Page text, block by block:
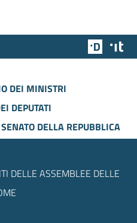
Team
DEI MINISTRI
DEPUTATI
SENATO DELLA REPUBBLICA
DELLE ASSEMBLEE DELLE